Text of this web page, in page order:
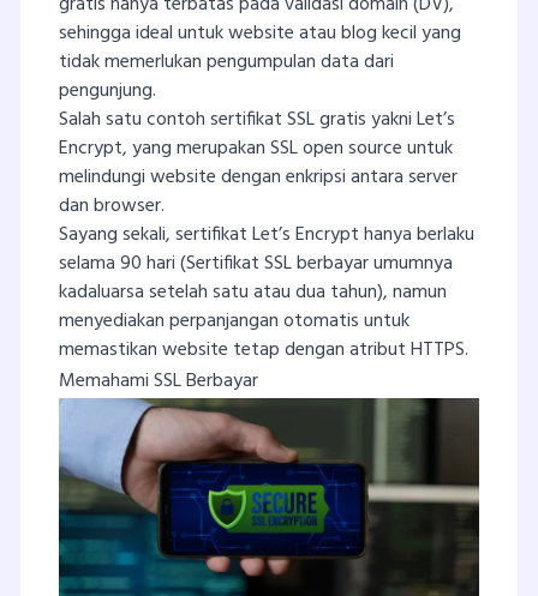
sehingga ideal untuk website atau blog kecil yang
tidak memerlukan pengumpulan data dari
pengunjung.
Salah satu contoh sertifikat SSL gratis yakni Let’s
Encrypt, yang merupakan SSL open source untuk
melindungi website dengan enkripsi antara server
dan browser.
Sayang sekali, sertifikat Let’s Encrypt hanya berlaku
selama 90 hari (Sertifikat SSL berbayar umumnya
kadaluarsa setelah satu atau dua tahun), namun
menyediakan perpanjangan otomatis untuk
memastikan website tetap dengan atribut HTTPS.
Memahami SSL Berbayar